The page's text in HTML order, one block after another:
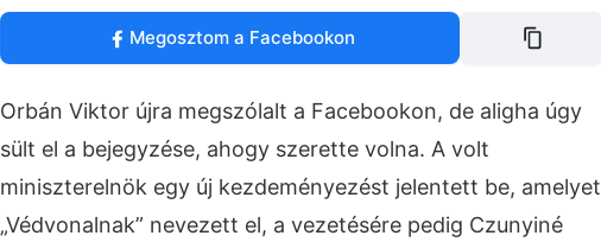
Megosztom a Facebookon
Orbán Viktor újra megszólalt a Facebookon, de aligha úgy
sült el a bejegyzése, ahogy szerette volna. A volt
miniszterelnök egy új kezdeményezést jelentett be, amelyet
„Védvonalnak” nevezett el, a vezetésére pedig Czunyiné